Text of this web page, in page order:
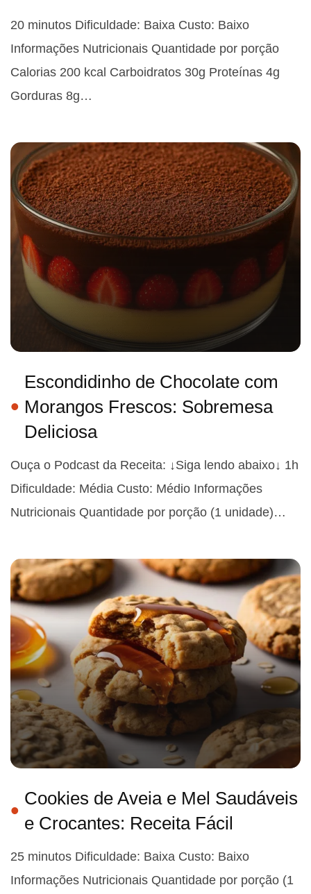
20 minutos Dificuldade: Baixa Custo: Baixo
Informações Nutricionais Quantidade por porção
Calorias 200 kcal Carboidratos 30g Proteínas 4g
Gorduras 8g…
Escondidinho de Chocolate com
Morangos Frescos: Sobremesa
Deliciosa
Ouça o Podcast da Receita: ↓Siga lendo abaixo↓ 1h
Dificuldade: Média Custo: Médio Informações
Nutricionais Quantidade por porção (1 unidade)…
Cookies de Aveia e Mel Saudáveis
e Crocantes: Receita Fácil
25 minutos Dificuldade: Baixa Custo: Baixo
Informações Nutricionais Quantidade por porção (1